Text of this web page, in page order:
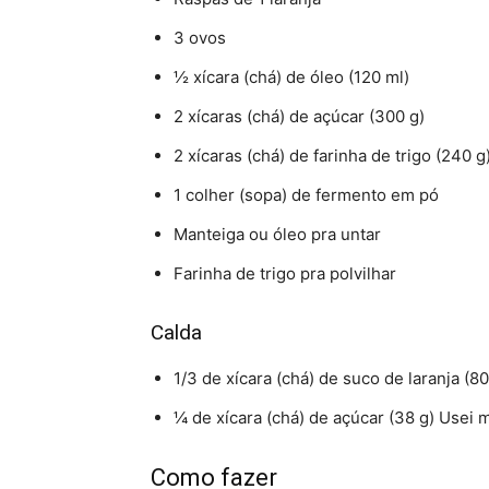
3 ovos
½ xícara (chá) de óleo (120 ml)
2 xícaras (chá) de açúcar (300 g)
2 xícaras (chá) de farinha de trigo (240 g)
1 colher (sopa) de fermento em pó
Manteiga ou óleo pra untar
Farinha de trigo pra polvilhar
Calda
1/3 de xícara (chá) de suco de laranja
¼ de xícara (chá) de açúcar (38 g) Usei
Como fazer